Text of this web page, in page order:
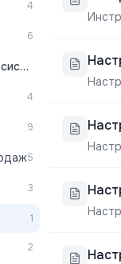
4
6
Интеграция с внешними системами
4
9
5
3
1
2